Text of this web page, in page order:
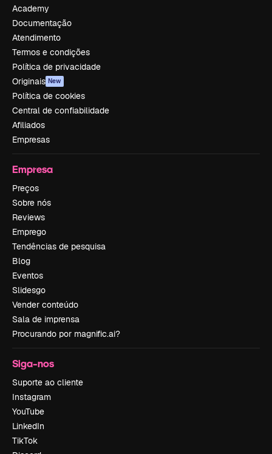
Academy
Documentação
Atendimento
Termos e condições
Política de privacidade
Originais New
Política de cookies
Central de confiabilidade
Afiliados
Empresas
Empresa
Preços
Sobre nós
Reviews
Emprego
Tendências de pesquisa
Blog
Eventos
Slidesgo
Vender conteúdo
Sala de imprensa
Procurando por magnific.ai?
Siga-nos
Suporte ao cliente
Instagram
YouTube
LinkedIn
TikTok